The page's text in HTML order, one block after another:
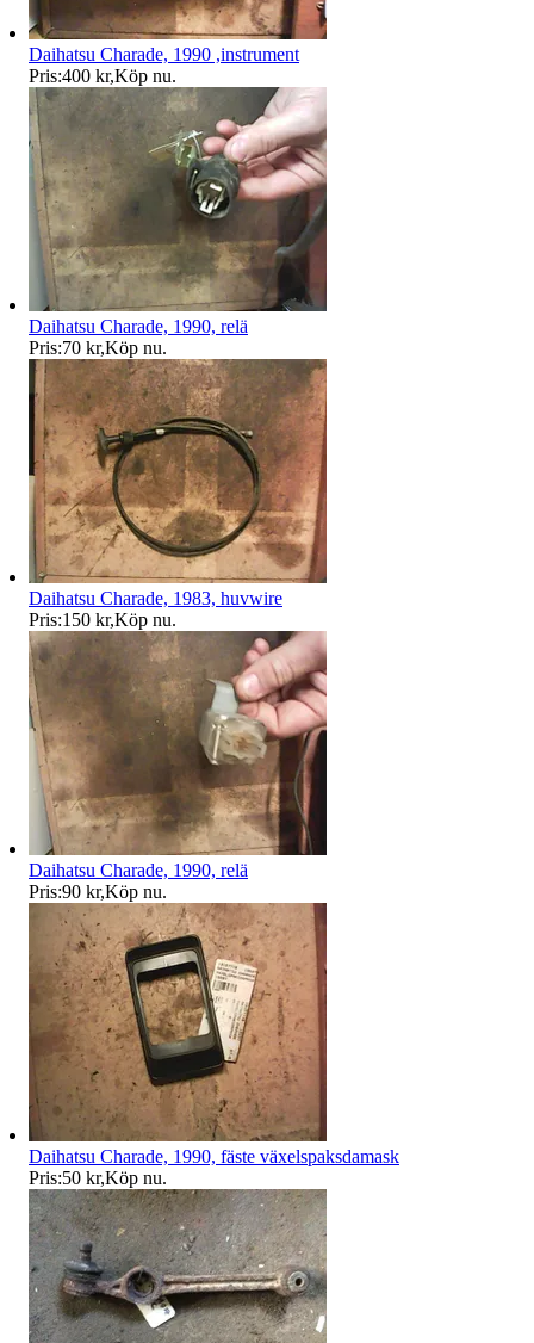
Daihatsu Charade, 1990 ,instrument
Pris:400 kr,Köp nu.
Daihatsu Charade, 1990, relä
Pris:70 kr,Köp nu.
Daihatsu Charade, 1983, huvwire
Pris:150 kr,Köp nu.
Daihatsu Charade, 1990, relä
Pris:90 kr,Köp nu.
Daihatsu Charade, 1990, fäste växelspaksdamask
Pris:50 kr,Köp nu.